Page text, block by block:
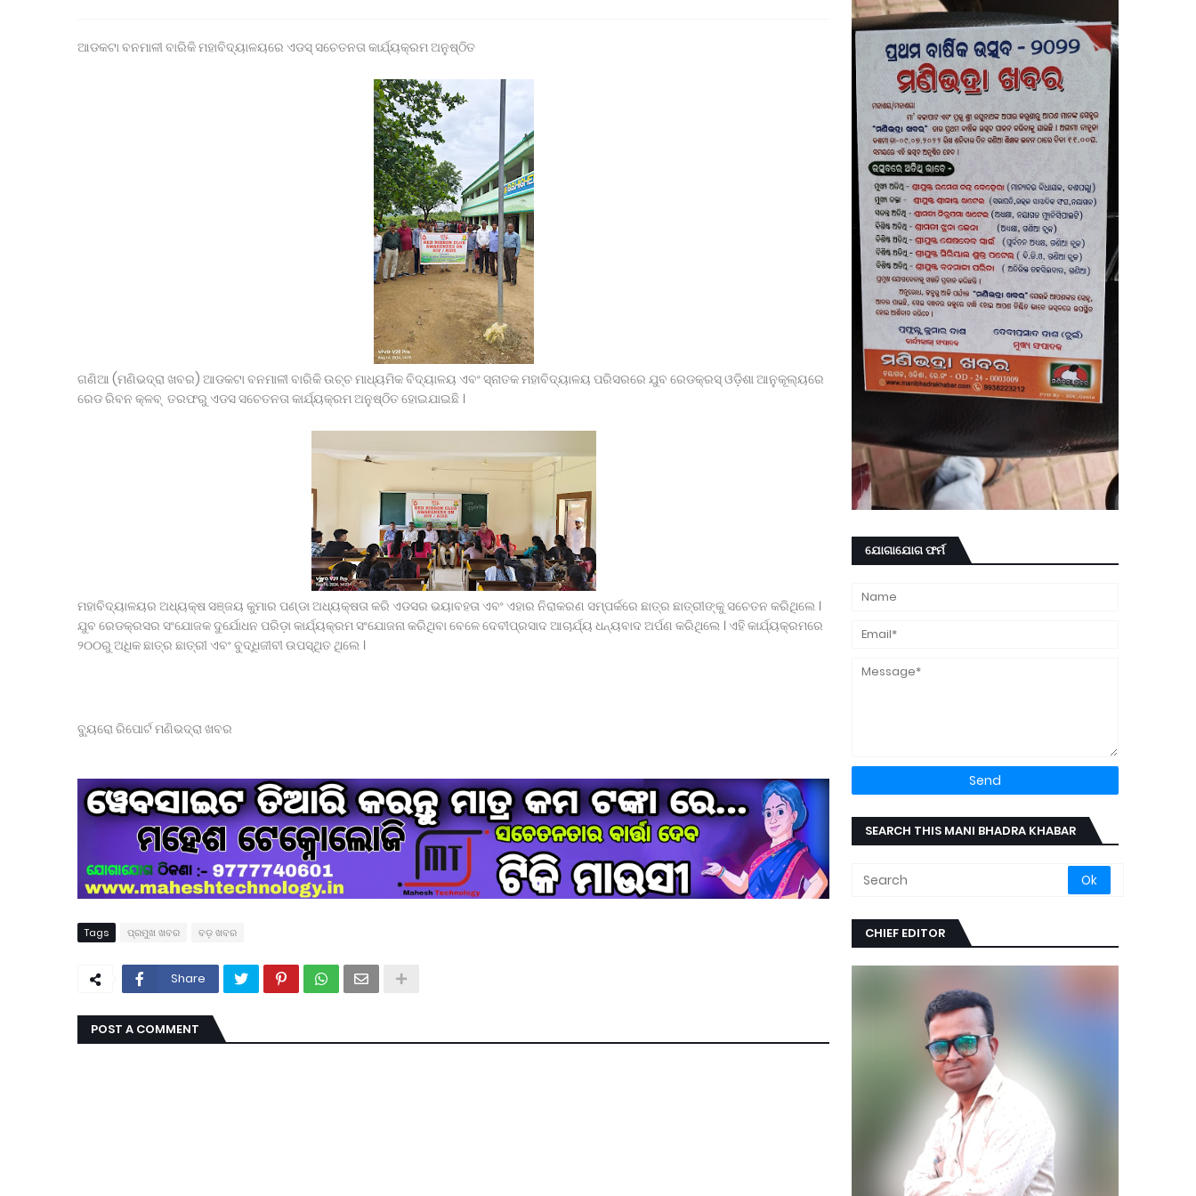
ଉପଜିଲ୍ଲାପାଳଙ୍କ ଅଚାନକ ପରିଦର୍ଶନ: ୬ଟି ବଳଦ ସହ ଗାଡ଼ି ଓ ସାର ବୋଝେଇ ଟ୍ରକ ଜବତ।
ସାମ୍ବାଦିକ ଭବନରେ ମେଗା ରକ୍ତଦାନ ଶିବିର, ୯୩ ୟୁନିଟ୍ ସଂଗୃହିତ
ପୂର୍ବତନ ସେନା ଅଧିକାରୀଙ୍କ ନାଁରେ ପୋଲିସର ମିଥ୍ୟା ମାମଲା , ନ୍ୟାୟ ପାଇଁ ଉଚ୍ଚ ନ୍ୟାୟାଳୟଙ୍କ ଦ୍ବାରସ୍ଥ
ରାଷ୍ଟ୍ରପତିଙ୍କୁ ଓଡ଼ିଶାର ହସ୍ତତନ୍ତ ଓ ହସ୍ତଶିଳ୍ପର କଳାକୃତି ଉପହାର ପ୍ରଦାନ କଲେ ରାଜ୍ୟପାଳ*
କୋଲନରା ବ୍ଲକ୍‌ର ରିଭଲକଣା ଏସ୍‌ଏସ୍‌ଡି ଉଚ୍ଚ ବିଦ୍ୟାଳୟ ଛାତ୍ରାବାସରେ ଉଘଟିଥିବା ଘଟଣା ସମ୍ପର୍କରେ ।
ଓଡିଶା ମାଧ୍ୟମିକ ସ୍କୁଲ ଶିକ୍ଷକ ସଙ୍ଘ (ଓଷ୍ଠା ) କାଶୀପୁର ପକ୍ଷରୁ ଧାରଣା ଓ ବିଡ଼ିଓ ଙ୍କୁ ଦାବୀପତ୍ର ପ୍ରଦାନ
ବିଧାୟକଙ୍କ ହସ୍ତକ୍ଷେପ ପରେ ବେଲଗୁଣ୍ଠା ୧୨ ଓ ୧୩ ନମ୍ବର ୱାର୍ଡ଼ ବାସୀଙ୍କୁ ମିଳିଲା ଶୁଦ୍ଧ ପାନୀୟ ଜଳ
ଆଡକଟା ବନମାଳୀ ବାରିକି ମହାବିଦ୍ୟାଳୟରେ ଏଡସ୍ ସଚେତନତା କାର୍ଯ୍ୟକ୍ରମ ଅନୁଷ୍ଠିତ
ଗଣିଆ (ମଣିଭଦ୍ରା ଖବର) ଆଡକଟା ବନମାଳୀ ବାରିକି ଉଚ୍ଚ ମାଧ୍ୟମିକ ବିଦ୍ୟାଳୟ ଏବଂ ସ୍ନାତକ ମହାବିଦ୍ୟାଳୟ ପରିସରରେ ଯୁବ ରେଡକ୍ରସ୍ ଓଡ଼ିଶା ଆନୁକୂଲ୍ୟରେ
ରେଡ ରିବନ କ୍ଳବ୍ ତରଫରୁ ଏଡସ ସଚେତନତା କାର୍ଯ୍ୟକ୍ରମ ଅନୁଷ୍ଠିତ ହୋଇଯାଇଛି ।
ମହାବିଦ୍ୟାଳୟର ଅଧ୍ୟକ୍ଷ ସଞ୍ଜୟ କୁମାର ପଣ୍ଡା ଅଧ୍ୟକ୍ଷତା କରି ଏଡସର ଭୟାବହତା ଏବଂ ଏହାର ନିରାକରଣ ସମ୍ପର୍କରେ ଛାତ୍ର ଛାତ୍ରୀଙ୍କୁ ସଚେତନ କରିଥିଲେ ।
ଯୁବ ରେଡକ୍ରସର ସଂଯୋଜକ ଦୁର୍ଯୋଧନ ପରିଡ଼ା କାର୍ଯ୍ୟକ୍ରମ ସଂଯୋଜନା କରିଥିବା ବେଳେ ଦେବୀପ୍ରସାଦ ଆଚାର୍ଯ୍ୟ ଧନ୍ୟବାଦ ଅର୍ପଣ କରିଥିଲେ । ଏହି କାର୍ଯ୍ୟକ୍ରମରେ
୨୦୦ରୁ ଅଧିକ ଛାତ୍ର ଛାତ୍ରୀ ଏବଂ ବୁଦ୍ଧିଜୀବୀ ଉପସ୍ଥିତ ଥିଲେ ।
ବ୍ୟୁରୋ ରିପୋର୍ଟ ମଣିଭଦ୍ରା ଖବର
Tags ପ୍ରମୁଖ ଖବର ବଡ଼ ଖବର
Share
POST A COMMENT
ଯୋଗାଯୋଗ ଫର୍ମ
SEARCH THIS MANI BHADRA KHABAR
CHIEF EDITOR